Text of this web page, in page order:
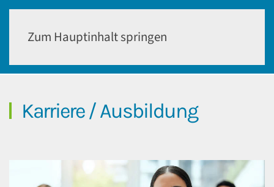
Zum Hauptinhalt springen
Karriere / Ausbildung